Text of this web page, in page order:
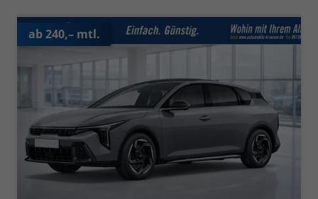
ab 240,– mtl.